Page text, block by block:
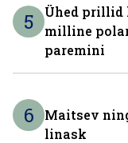
5
Ühed prillid
milline
paremini
6
Maitsev
linask